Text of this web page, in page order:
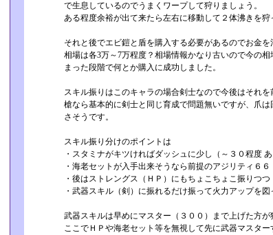
で生息しているのでうまくワープして狩りましょう。
ある程度余裕が出て来たら左右に移動して２体沸きを狩
それと後でエビ鎧と盾を購入する必要があるのでお金を
相場は各3万～7万程度？相場情報かなり古いので今の
まった段階で何とか購入に成功しました。
スキル振りはこのキャラの場合剣士なので今後はそれを
槍なら基本的に剣士と同じ育成で問題無いですが、爪
さそうです。
スキル振り分けのポイントは
・スタミナがキツければダッシュに少し（～３０程度
・海老セットが入手出来そうなら前提のアジリティ６６
・後はストレングス（ＨＰ）にもちょこちょこ振りつつ
・武器スキル（剣）に振れるだけ振って火力アップを図
武器スキルは早めにマスター（３００）まで上げた方
ここでＨＰや海老セット等を無視して先に武器マスター